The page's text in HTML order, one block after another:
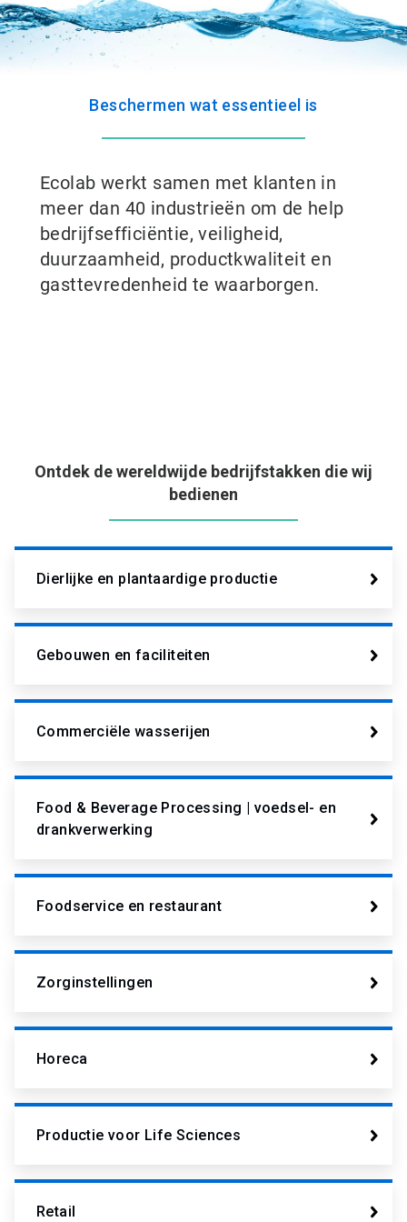
Beschermen wat essentieel is
Ecolab werkt samen met klanten in
meer dan 40 industrieën om de help
bedrijfsefficiëntie, veiligheid,
duurzaamheid, productkwaliteit en
gasttevredenheid te waarborgen.
Ontdek de wereldwijde bedrijfstakken die wij
bedienen
Dierlijke en plantaardige productie
Gebouwen en faciliteiten
Commerciële wasserijen
Food & Beverage Processing | voedsel- en
drankverwerking
Foodservice en restaurant
Zorginstellingen
Horeca
Productie voor Life Sciences
Retail